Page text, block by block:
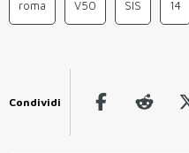
roma V50 SIS 14
Condividi